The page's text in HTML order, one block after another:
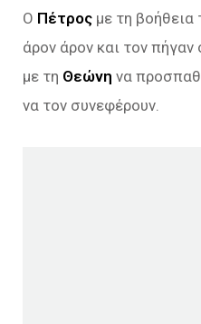
Ο Πέτρος με τη βοήθεια
άρον άρον και τον πήγαν
με τη Θεώνη να
να τον συνεφέρουν.